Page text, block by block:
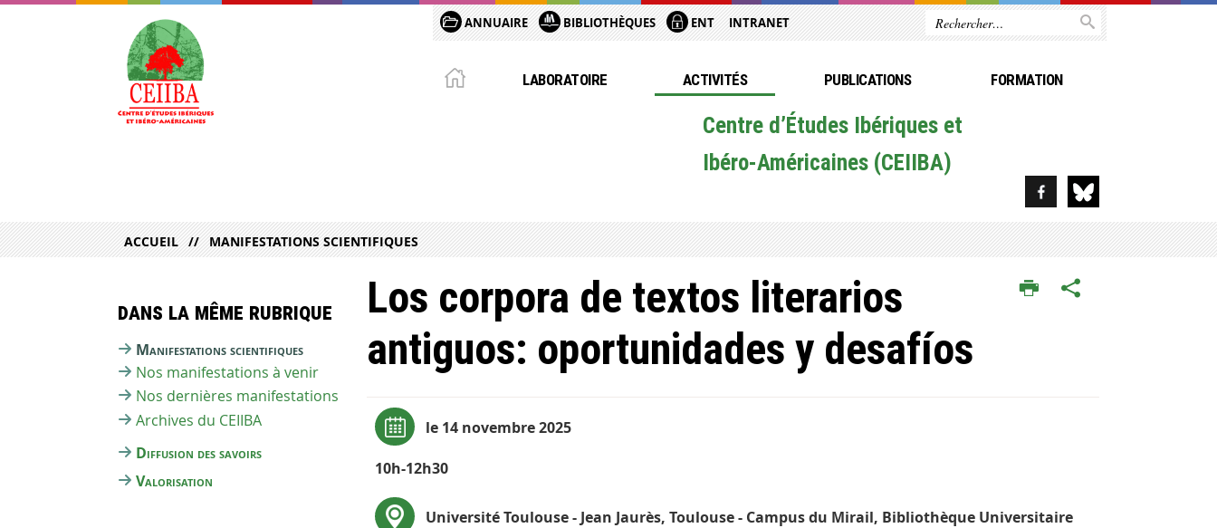
ANNUAIRE BIBLIOTHÈQUES ENT INTRANET
LABORATOIRE ACTIVITÉS PUBLICATIONS FORMATION
Centre d’Études Ibériques et
Ibéro-Américaines (CEIIBA)
ACCUEIL MANIFESTATIONS SCIENTIFIQUES
Los corpora de textos literarios
antiguos: oportunidades y desafíos
le 14 novembre 2025
10h-12h30
Université Toulouse - Jean Jaurès, Toulouse - Campus du Mirail, Bibliothèque Universitaire
Dans la même rubrique
Manifestations scientifiques
Nos manifestations à venir
Nos dernières manifestations
Archives du CEIIBA
Diffusion des savoirs
Valorisation